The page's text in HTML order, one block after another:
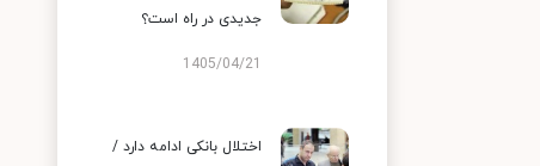
جدیدی در راه است؟
1405/04/21
اختلال بانکی ادامه دارد /